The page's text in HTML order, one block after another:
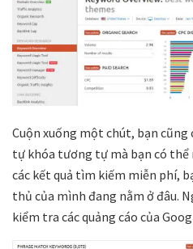
Cuộn xuống một chút, bạn cũng
tự khóa tương tự mà bạn có thể
các kết quả tìm kiếm miễn phí,
thủ của mình đang nằm ở đâu.
kiểm tra các quảng cáo của